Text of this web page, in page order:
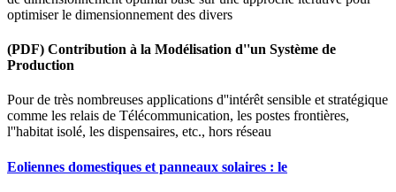
optimiser le dimensionnement des divers
(PDF) Contribution à la Modélisation d''un Système de
Production
Pour de très nombreuses applications d''intérêt sensible et stratégique
comme les relais de Télécommunication, les postes frontières,
l''habitat isolé, les dispensaires, etc., hors réseau
Eoliennes domestiques et panneaux solaires : le